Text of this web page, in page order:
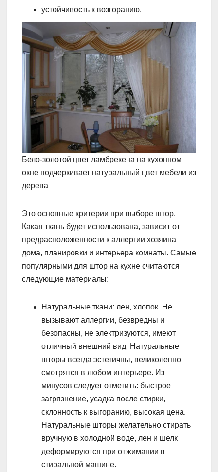
устойчивость к возгоранию.
Бело-золотой цвет ламбрекена на кухонном
окне подчеркивает натуральный цвет мебели из
дерева
Это основные критерии при выборе штор.
Какая ткань будет использована, зависит от
предрасположенности к аллергии хозяина
дома, планировки и интерьера комнаты. Самые
популярными для штор на кухне считаются
следующие материалы:
Натуральные ткани: лен, хлопок. Не
вызывают аллергии, безвредны и
безопасны, не электризуются, имеют
отличный внешний вид. Натуральные
шторы всегда эстетичны, великолепно
смотрятся в любом интерьере. Из
минусов следует отметить: быстрое
загрязнение, усадка после стирки,
склонность к выгоранию, высокая цена.
Натуральные шторы желательно стирать
вручную в холодной воде, лен и шелк
деформируются при отжимании в
стиральной машине.